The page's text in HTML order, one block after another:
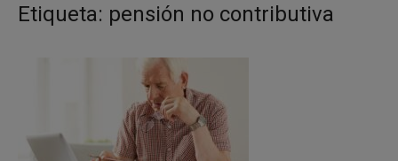
Sociales
Etiqueta: pensión no contributiva